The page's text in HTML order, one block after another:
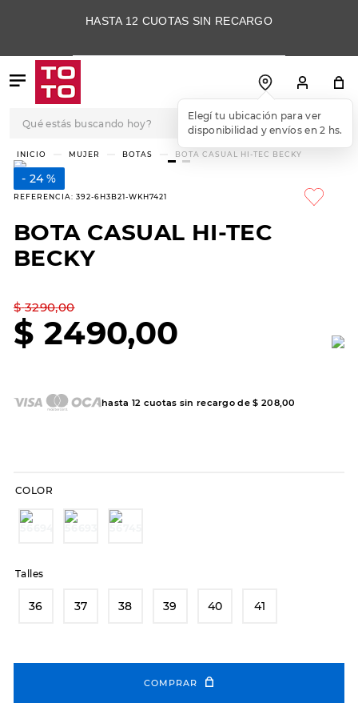
HASTA 12 CUOTAS SIN RECARGO
Elegí tu ubicación para ver
disponibilidad y envíos en 2 hs.
MUJER BOTAS BOTA CASUAL HI-TEC BECKY
24 %
REFERENCIA: 392-6H3B21-WKH7421
BOTA CASUAL HI-TEC
BECKY
$ 3290,00
$ 2490,00
hasta 12 cuotas sin recargo de$ 208,00
COLOR
Talles
36 37 38 39 40 41
COMPRAR
TÉRMINOS MÁS
BUSCADOS